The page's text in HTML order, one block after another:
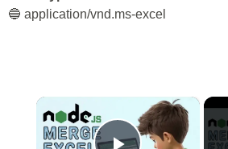
🔵 application/vnd.ms-excel
×